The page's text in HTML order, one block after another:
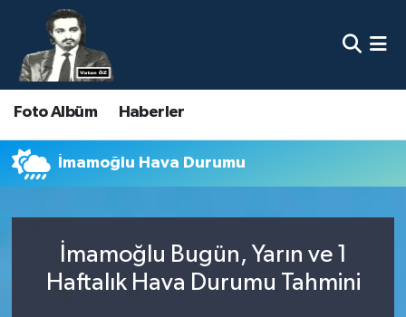
Foto Albüm Haberler
İmamoğlu Hava Durumu
İmamoğlu Bugün, Yarın ve 1
Haftalık Hava Durumu Tahmini
Nöbetçi Eczaneler
Hava Durumu
Namaz Vakitleri
Süper Lig Puan Durumu ve Fikstür